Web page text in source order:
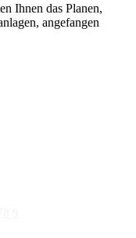
Ihnen das Planen,
angefangen